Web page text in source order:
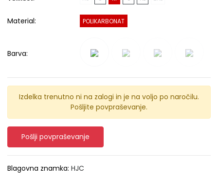
Material: POLIKARBONAT
Barva:
Izdelka trenutno ni na zalogi in je na voljo po naročilu.
Pošljite povpraševanje.
Pošlji povpraševanje
Blagovna znamka: HJC